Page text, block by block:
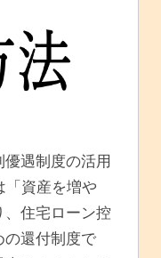
遇制度の活用
「資産を増や
住宅ローン控
の還付制度で